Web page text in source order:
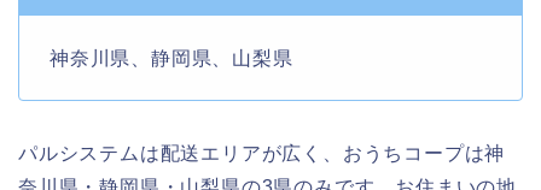
神奈川県、静岡県、山梨県
パルシステムは配送エリアが広く、おうちコープは神